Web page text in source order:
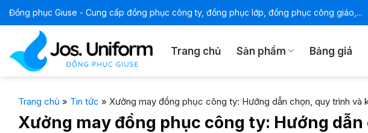
Bỏ
dung
Đồng phục Giuse - Cung cấp đồng phục công ty, đồng phục lớp, đồng phục công giáo,...
Trang chủ Sản phẩm Bảng giá
Trang chủ » Tin tức » Xưởng may đồng phục công ty: Hướng dẫn chọn, quy trình và
Xưởng may đồng phục công ty: Hướng